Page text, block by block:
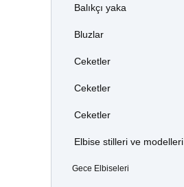
Balıkçı yaka
Bluzlar
Ceketler
Ceketler
Ceketler
Elbise stilleri ve modelleri
Gece Elbiseleri